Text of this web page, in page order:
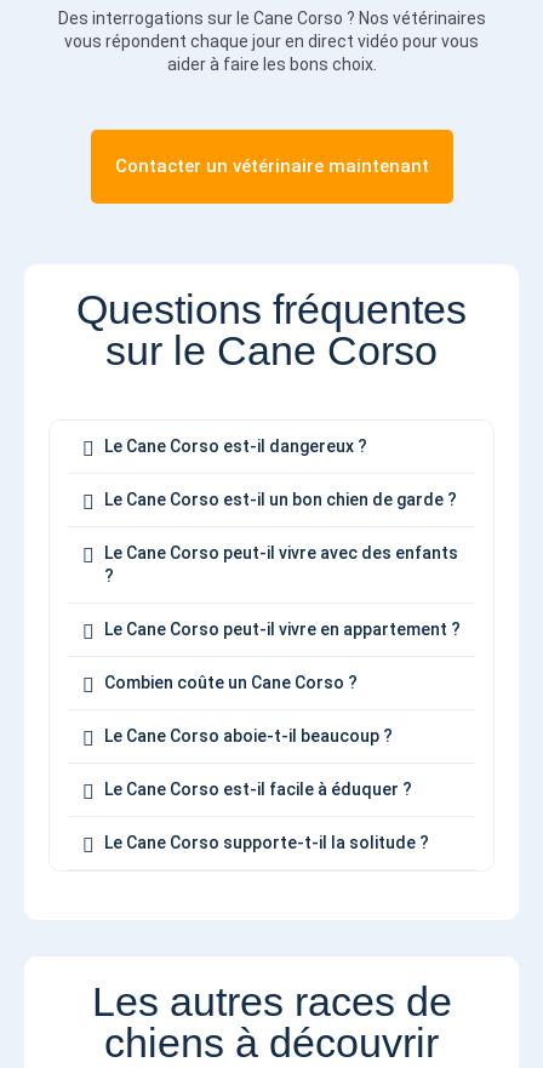
Des interrogations sur le Cane Corso ? Nos vétérinaires
vous répondent chaque jour en direct vidéo pour vous
aider à faire les bons choix.
Contacter un vétérinaire maintenant
Questions fréquentes
sur le Cane Corso
Le Cane Corso est-il dangereux ?
Le Cane Corso est-il un bon chien de garde ?
Le Cane Corso peut-il vivre avec des enfants
?
Le Cane Corso peut-il vivre en appartement ?
Combien coûte un Cane Corso ?
Le Cane Corso aboie-t-il beaucoup ?
Le Cane Corso est-il facile à éduquer ?
Le Cane Corso supporte-t-il la solitude ?
Les autres races de
chiens à découvrir